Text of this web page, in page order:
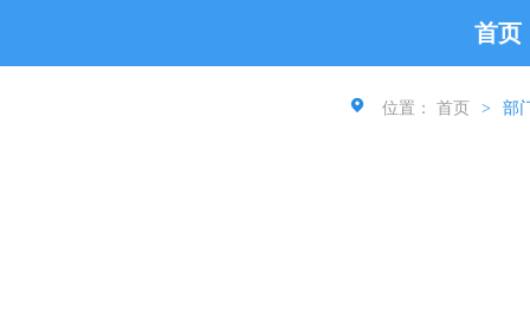
首页
位置： 首页 > 部